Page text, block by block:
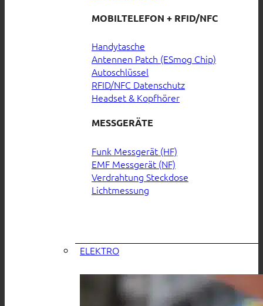
MOBILTELEFON + RFID/NFC
Handytasche
Antennen Patch (ESmog Chip)
Autoschlüssel
RFID/NFC Datenschutz
Headset & Kopfhörer
MESSGERÄTE
Funk Messgerät (HF)
EMF Messgerät (NF)
Verdrahtung Steckdose
Lichtmessung
ELEKTRO